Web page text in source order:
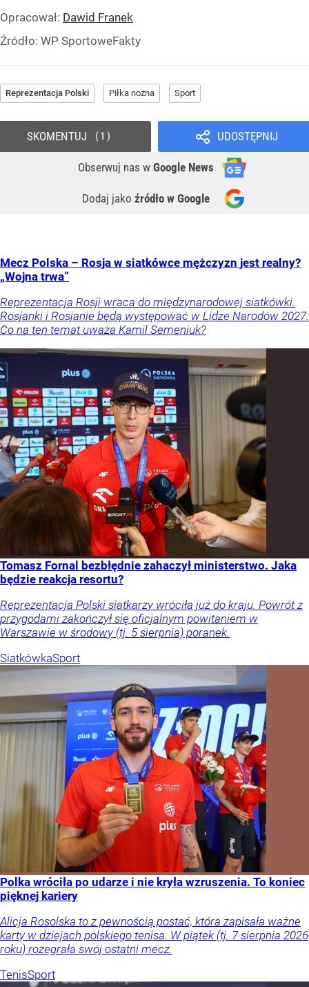
Opracował: Dawid Franek
Źródło: WP SportoweFakty
Reprezentacja Polski Piłka nożna Sport
UDOSTĘPNIJ
Obserwuj nas w Google News
Dodaj jako źródło w Google
SKOMENTUJ 1
Mecz Polska – Rosja w siatkówce mężczyzn jest realny?
„Wojna trwa”
Reprezentacja Rosji wraca do międzynarodowej siatkówki.
Rosjanki i Rosjanie będą występować w Lidze Narodów 2027.
Co na ten temat uważa Kamil Semeniuk?
Tomasz Fornal bezbłędnie zahaczył ministerstwo. Jaka
będzie reakcja resortu?
Reprezentacja Polski siatkarzy wróciła już do kraju. Powrót z
przygodami zakończył się oficjalnym powitaniem w
Warszawie w środowy (tj. 5 sierpnia) poranek.
SiatkówkaSport
Polka wróciła po udarze i nie kryła wzruszenia. To koniec
pięknej kariery
Alicja Rosolska to z pewnością postać, która zapisała ważne
karty w dziejach polskiego tenisa. W piątek (tj. 7 sierpnia 2026
roku) rozegrała swój ostatni mecz.
TenisSport